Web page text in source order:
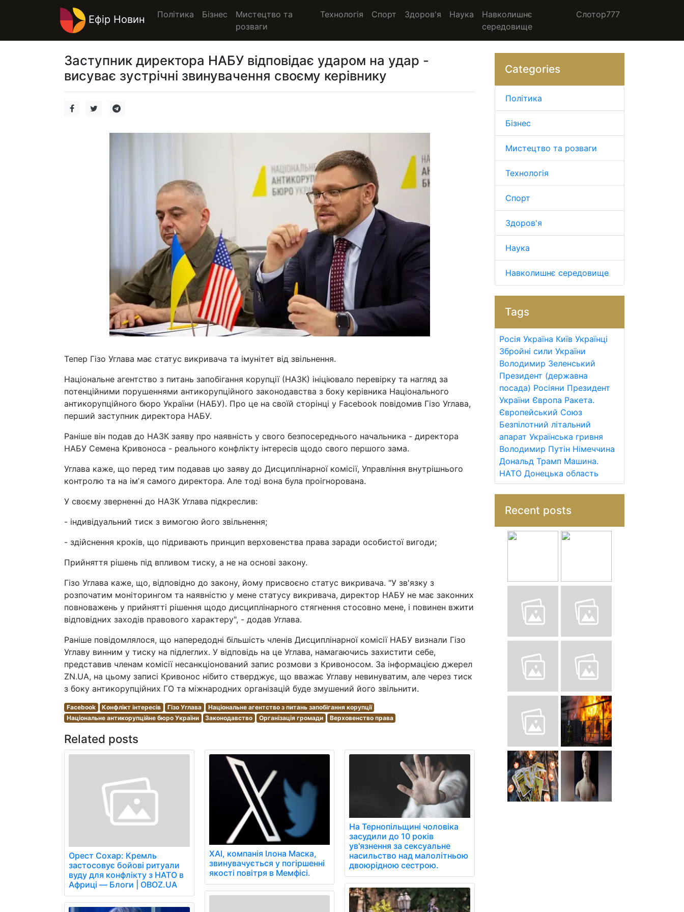
Ефір Новин Політика Бізнес
Мистецтво та
розваги
Технологія Спорт Здоров'я Наука
Навколишнє
середовище
Слотор777
Заступник директора НАБУ відповідає ударом на удар -
висуває зустрічні звинувачення своєму керівнику
Тепер Гізо Углава має статус викривача та імунітет від звільнення.
Національне агентство з питань запобігання корупції (НАЗК) ініціювало перевірку та нагляд за
потенційними порушеннями антикорупційного законодавства з боку керівника Національного
антикорупційного бюро України (НАБУ). Про це на своїй сторінці у Facebook повідомив Гізо Углава,
перший заступник директора НАБУ.
Раніше він подав до НАЗК заяву про наявність у свого безпосереднього начальника - директора
НАБУ Семена Кривоноса - реального конфлікту інтересів щодо свого першого зама.
Углава каже, що перед тим подавав цю заяву до Дисциплінарної комісії, Управління внутрішнього
контролю та на імʼя самого директора. Але тоді вона була проігнорована.
У своєму зверненні до НАЗК Углава підкреслив:
- індивідуальний тиск з вимогою його звільнення;
- здійснення кроків, що підривають принцип верховенства права заради особистої вигоди;
Прийняття рішень під впливом тиску, а не на основі закону.
Гізо Углава каже, що, відповідно до закону, йому присвоєно статус викривача. "У зв'язку з
розпочатим моніторингом та наявністю у мене статусу викривача, директор НАБУ не має законних
повноважень у прийнятті рішення щодо дисциплінарного стягнення стосовно мене, і повинен вжити
відповідних заходів правового характеру", - додав Углава.
Раніше повідомлялося, що напередодні більшість членів Дисциплінарної комісії НАБУ визнали Гізо
Углаву винним у тиску на підлеглих. У відповідь на це Углава, намагаючись захистити себе,
представив членам комісії несанкціонований запис розмови з Кривоносом. За інформацією джерел
ZN.UA, на цьому записі Кривонос нібито стверджує, що вважає Углаву невинуватим, але через тиск
з боку антикорупційних ГО та міжнародних організацій буде змушений його звільнити.
Facebook Конфлікт інтересів Гізо Углава
Національне агентство з питань запобігання корупції
Національне антикорупційне бюро України
Законодавство Організація громади Верховенство права
Related posts
Орест Сохар: Кремль
застосовує бойові ритуали
вуду для конфлікту з НАТО в
Африці — Блоги | OBOZ.UA
XAI, компанія Ілона Маска,
звинувачується у погіршенні
якості повітря в Мемфісі.
На Тернопільщині чоловіка
засудили до 10 років
ув'язнення за сексуальне
насильство над малолітньою
двоюрідною сестрою.
Categories
Політика
Бізнес
Мистецтво та розваги
Технологія
Спорт
Здоров'я
Наука
Навколишнє середовище
Tags
Росія Україна Київ Українці
Збройні сили України
Володимир Зеленський
Президент (державна
посада) Росіяни Президент
України Європа Ракета.
Європейський Союз
Безпілотний літальний
апарат Українська гривня
Володимир Путін Німеччина
Дональд Трамп Машина.
НАТО Донецька область
Recent posts